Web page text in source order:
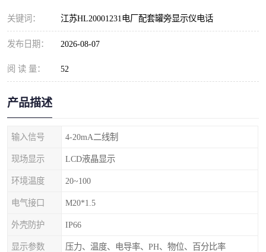
关键词： 江苏HL20001231电厂配套罐旁显示仪电话
发布日期： 2026-08-07
阅 读 量： 52
产品描述
输入信号 4-20mA二线制
现场显示 LCD液晶显示
环境温度 20~100
电气接口 M20*1.5
外壳防护 IP66
显示参数 压力、温度、电导率、PH、物位、百分比率